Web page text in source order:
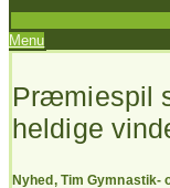
Menu
Præmiespil
heldige
Nyhed, Tim Gymnastik-